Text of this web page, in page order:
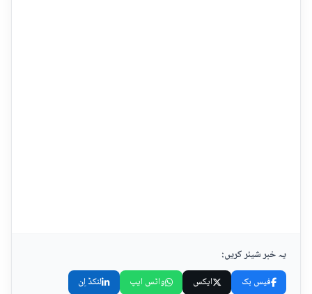
یہ خبر شیئر کریں:
فیس بک ایکس واٹس ایپ لنکڈ اِن